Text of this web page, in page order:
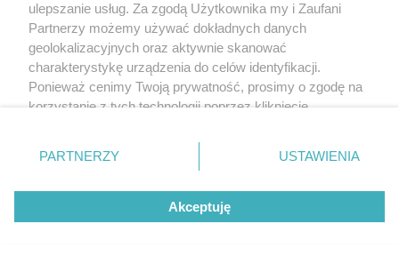
ulepszanie usług. Za zgodą Użytkownika my i Zaufani
Partnerzy możemy używać dokładnych danych
geolokalizacyjnych oraz aktywnie skanować
charakterystykę urządzenia do celów identyfikacji.
Ponieważ cenimy Twoją prywatność, prosimy o zgodę na
korzystanie z tych technologii poprzez kliknięcie
zmienić/wycofać klikając przycisk ustawień prywatności
znajdujący się w lewym dolnym rogu strony
rodzaje przetwarzania danych nie wymagają zgody
użytkownika, ale masz prawo sprzeciwić się takiemu
przetwarzaniu. Preferencje będą miały zastosowanie tylko
PARTNERZY USTAWIENIA
Akceptuję